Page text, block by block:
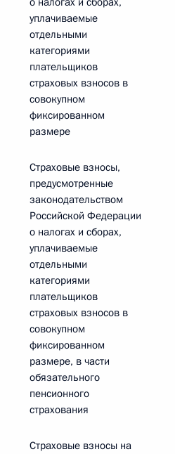
уплачиваемые
отдельными
категориями
плательщиков
страховых взносов в
совокупном
фиксированном
размере
Страховые взносы,
предусмотренные
законодательством
Российской Федерации
о налогах и сборах,
уплачиваемые
отдельными
категориями
плательщиков
страховых взносов в
совокупном
фиксированном
размере, в части
обязательного
пенсионного
страхования
Страховые взносы на